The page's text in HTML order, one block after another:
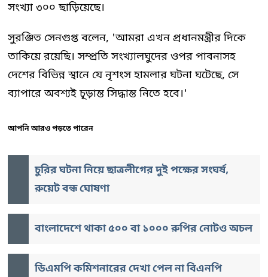
সংখ্যা ৩০০ ছাড়িয়েছে।
সুরঞ্জিত সেনগুপ্ত বলেন, 'আমরা এখন প্রধানমন্ত্রীর দিকে
তাকিয়ে রয়েছি। সম্প্রতি সংখ্যালঘুদের ওপর পাবনাসহ
দেশের বিভিন্ন স্থানে যে নৃশংস হামলার ঘটনা ঘটেছে, সে
ব্যাপারে অবশ্যই চূড়ান্ত সিদ্ধান্ত নিতে হবে।'
আপনি আরও পড়তে পারেন
চুরির ঘটনা নিয়ে ছাত্রলীগের দুই পক্ষের সংঘর্ষ,
রুয়েট বন্ধ ঘোষণা
বাংলাদেশে থাকা ৫০০ বা ১০০০ রুপির নোটও অচল
ডিএমপি কমিশনারের দেখা পেল না বিএনপি